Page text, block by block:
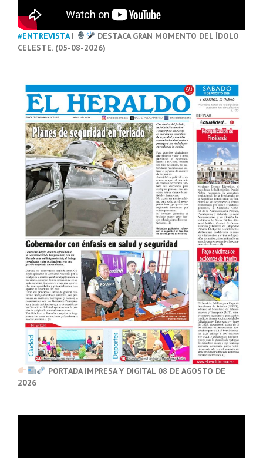
#ENTREVISTA|
DESTACA GRAN MOMENTO DEL ÍDOLO
CELESTE. (05-08-2026)
PORTADA IMPRESA Y DIGITAL 08 DE AGOSTO DE
2026